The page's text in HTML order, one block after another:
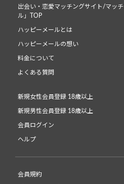
出会い・恋愛マッチングサイト/マッ
ル」TOP
ハッピーメールとは
ハッピーメールの想い
料金について
よくある質問
新規女性会員登録 18歳以上
新規男性会員登録 18歳以上
会員ログイン
ヘルプ
会員規約